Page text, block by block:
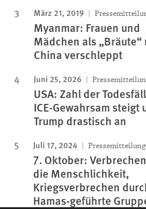
März 21, 2019
Myanmar: Frauen und
Mädchen als „Bräute“
China verschleppt
Juni 25, 2026
USA: Zahl der
ICE-Gewahrsam steigt
Trump drastisch an
Juli 17, 2024 Pressemitteilung
7. Oktober:
die Menschlichkeit,
Kriegsverbrechen
Hamas-geführte